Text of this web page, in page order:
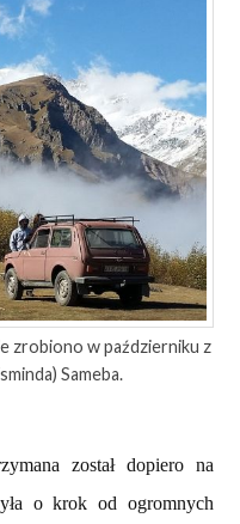
zrobiono w październiku z
Sameba.
został dopiero na
o krok od ogromnych